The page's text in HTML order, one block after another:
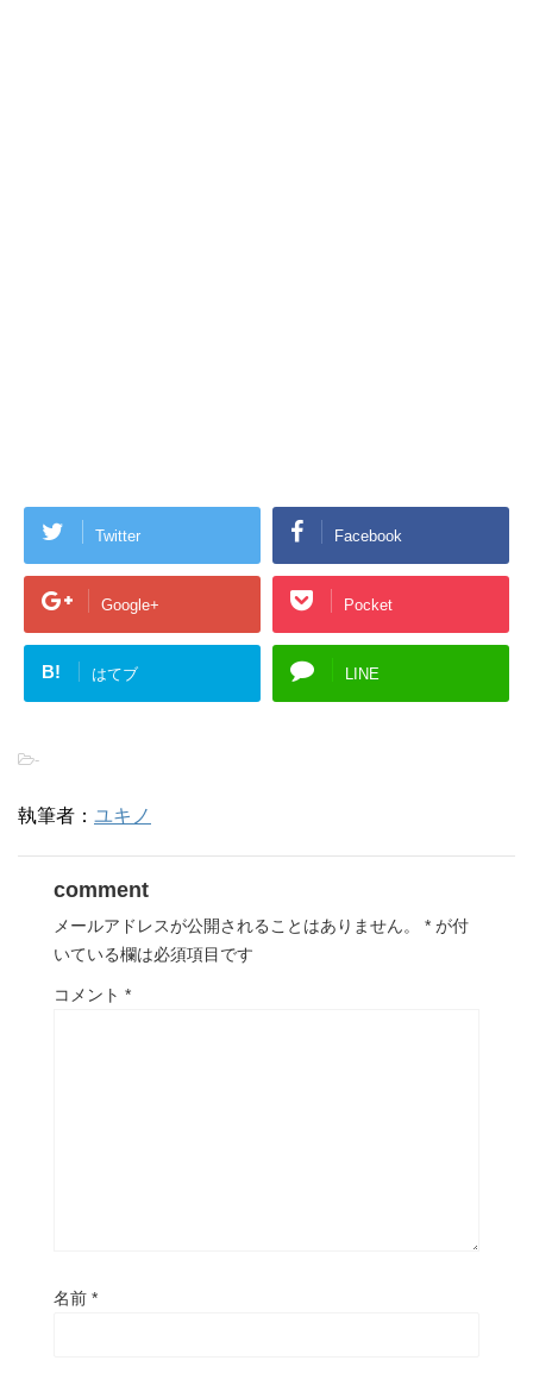
Twitter Facebook
Google+ Pocket
B! はてブ LINE
-
執筆者： ユキノ
comment
メールアドレスが公開されることはありません。 * が付
いている欄は必須項目です
コメント *
名前 *